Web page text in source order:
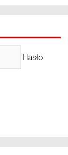
Hasło